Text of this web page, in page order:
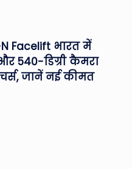
Facelift भारत में
540-डिग्री कैमरा
जानें नई कीमत